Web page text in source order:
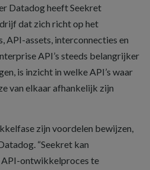
Datadog heeft Seekret
dat zich richt op het
API-assets, interconnecties en
API’s steeds belangrijker
is inzicht in welke API’s waar
van elkaar afhankelijk zijn
zijn voordelen bewijzen,
“Seekret kan
ontwikkelproces te